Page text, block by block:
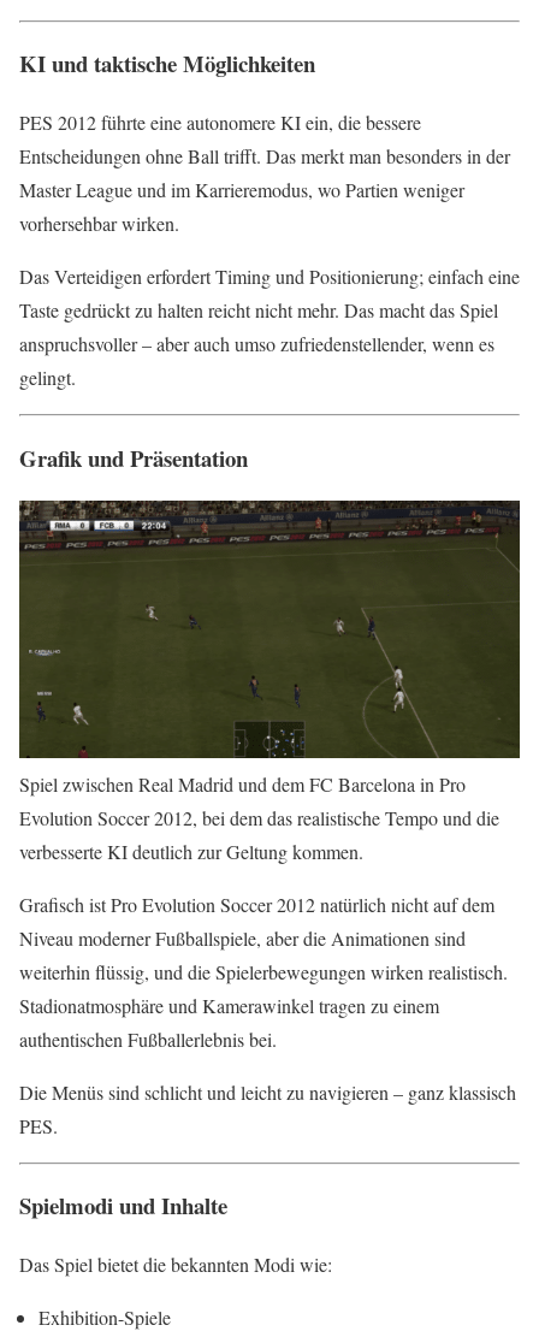
KI und taktische Möglichkeiten
PES 2012 führte eine autonomere KI ein, die bessere
Entscheidungen ohne Ball trifft. Das merkt man besonders in der
Master League und im Karrieremodus, wo Partien weniger
vorhersehbar wirken.
Das Verteidigen erfordert Timing und Positionierung; einfach eine
Taste gedrückt zu halten reicht nicht mehr. Das macht das Spiel
anspruchsvoller – aber auch umso zufriedenstellender, wenn es
gelingt.
Grafik und Präsentation
Spiel zwischen Real Madrid und dem FC Barcelona in Pro
Evolution Soccer 2012, bei dem das realistische Tempo und die
verbesserte KI deutlich zur Geltung kommen.
Grafisch ist Pro Evolution Soccer 2012 natürlich nicht auf dem
Niveau moderner Fußballspiele, aber die Animationen sind
weiterhin flüssig, und die Spielerbewegungen wirken realistisch.
Stadionatmosphäre und Kamerawinkel tragen zu einem
authentischen Fußballerlebnis bei.
Die Menüs sind schlicht und leicht zu navigieren – ganz klassisch
PES.
Spielmodi und Inhalte
Das Spiel bietet die bekannten Modi wie:
Exhibition-Spiele